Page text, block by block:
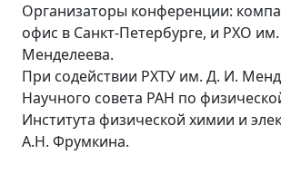
Организаторы конференции:
офис в Санкт-Петербурге, и РХО
Менделеева.
При содействии РХТУ им. Д. И.
Научного совета РАН по
Института физической химии и
А.Н. Фрумкина.